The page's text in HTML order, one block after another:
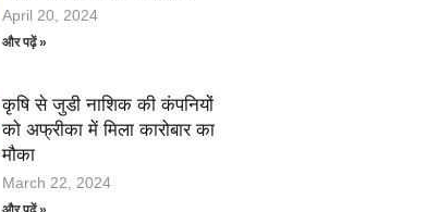
April 20, 2024
और पढ़ें »
कृषि से जुडी नाशिक की कंपनियों
को अफ्रीका में मिला कारोबार का
मौका
March 22, 2024